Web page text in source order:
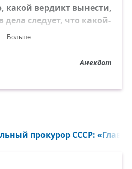
какой вердикт вынести,
следует, что какой-
верит в силу молитвы,
Больше
Анекдот
прокурор СССР: